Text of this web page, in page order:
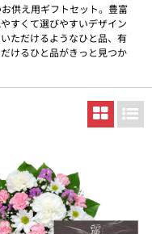
供え用ギフトセット。豊富
すくて選びやすいデザイン
ただけるようなひと品、有
けるひと品がきっと見つか